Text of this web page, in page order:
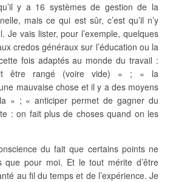
y a 16 systèmes de gestion de la
mais ce qui est sûr, c’est qu’il n’y
Je vais lister, pour l’exemple, quelques
credos généraux sur l’éducation ou la
fois adaptés au monde du travail :
être rangé (voire vide) » ; « la
mauvaise chose et il y a des moyens
» ; « anticiper permet de gagner du
: on fait plus de choses quand on les
du fait que certains points ne
que pour moi. Et le tout mérite d’être
au fil du temps et de l’expérience. Je